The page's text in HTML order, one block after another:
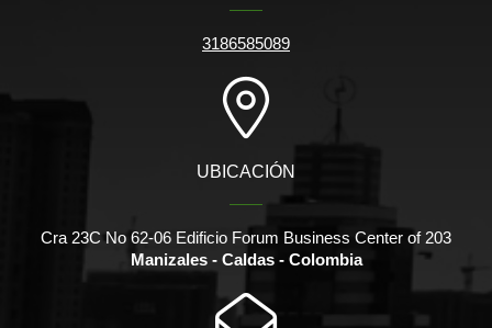
3186585089
UBICACIÓN
Cra 23C No 62-06 Edificio Forum Business Center of 203
Manizales - Caldas - Colombia